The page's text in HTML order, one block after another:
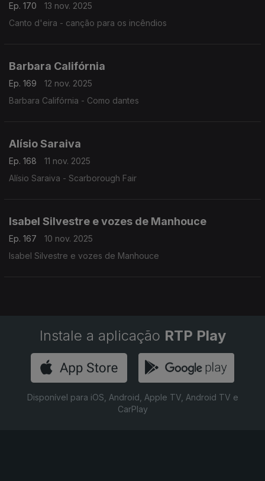
Ep. 170
13 nov. 2025
Canto d'eira - canção para os incêndios
Barbara Califórnia
Ep. 169
12 nov. 2025
Barbara Califórnia - Como dantes
Alísio Saraiva
Ep. 168
11 nov. 2025
Alísio Saraiva - Scarborough Fair
Isabel Silvestre e vozes de Manhouce
Ep. 167
10 nov. 2025
Isabel Silvestre e vozes de Manhouce
Instale a aplicação RTP Play
Disponível para iOS, Android, Apple TV, Android TV e
CarPlay